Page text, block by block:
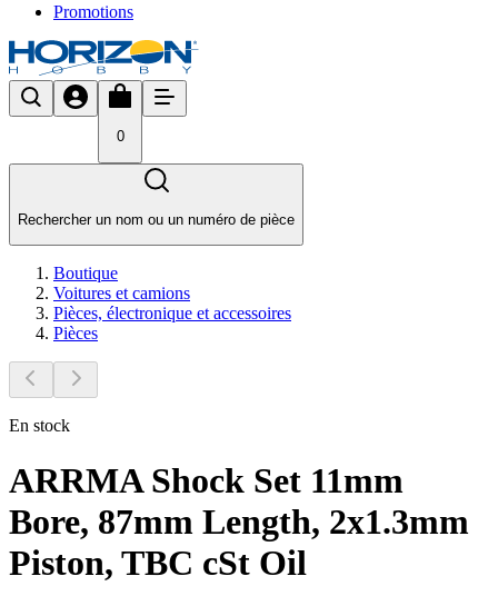
Promotions
0
Rechercher un nom ou un numéro de pièce
Boutique
Voitures et camions
Pièces, électronique et accessoires
Pièces
En stock
ARRMA Shock Set 11mm
Bore, 87mm Length, 2x1.3mm
Piston, TBC cSt Oil